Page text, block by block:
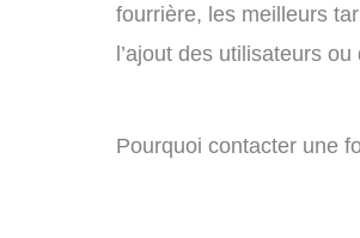
fourrière, les meilleurs
l’ajout des utilisateurs
Pourquoi contacter une